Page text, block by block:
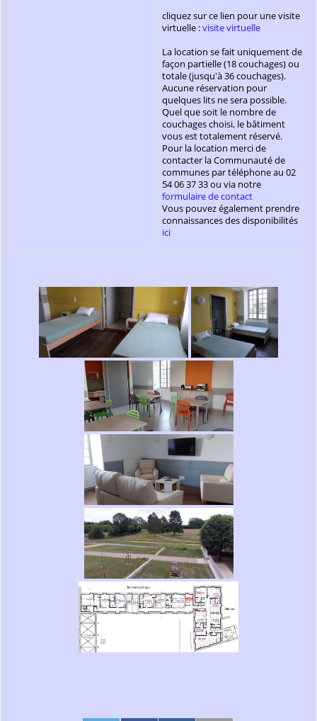
cliquez sur ce lien pour une visite
virtuelle :visite virtuelle
La location se fait uniquement de
façon partielle (18 couchages) ou
totale (jusqu'à 36 couchages).
Aucune réservation pour
quelques lits ne sera possible.
Quel que soit le nombre de
couchages choisi, le bâtiment
vous est totalement réservé.
Pour la location merci de
contacter la Communauté de
communes par téléphone au 02
54 06 37 33 ou via notre
formulaire de contact
Vous pouvez également prendre
connaissances des disponibilités
ici